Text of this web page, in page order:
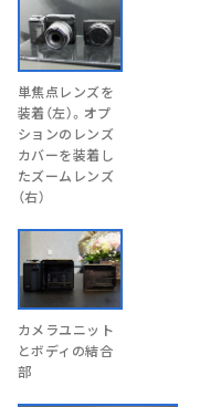
単焦点レンズを
装着（左）。オプ
ションのレンズ
カバーを装着し
たズームレンズ
（右）
カメラユニット
とボディの結合
部